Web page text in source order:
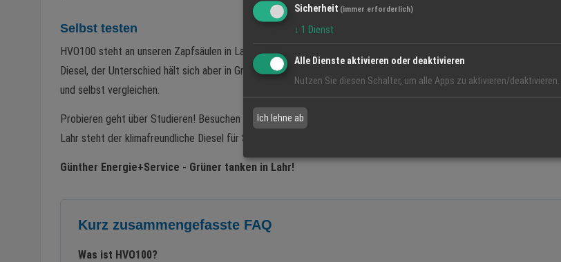
Selbst testen
HVO100 steht an unseren Zapfsäulen in Lahr bereit - klar gekennzeichnet. Der Preis liegt etwas über dem
Diesel, der Unterschied hält sich aber in Grenzen. Am einfachsten: Beim nächsten Tankstopp eine Tankfüllung
und selbst vergleichen.
Probieren geht über Studieren! Besuchen Sie uns und machen Sie Ihren eigenen HVO100-Test. An unseren
Lahr steht der klimafreundliche Diesel für Sie bereit.
Günther Energie+Service - Grüner tanken in Lahr!
Kurz zusammengefasste FAQ
Was ist HVO100?
Sicherheit (immer erforderlich)
↓ 1 Dienst
Alle Dienste aktivieren oder deaktivieren
Nutzen Sie diesen Schalter, um alle Apps zu aktivieren/deaktivieren.
Ich lehne ab